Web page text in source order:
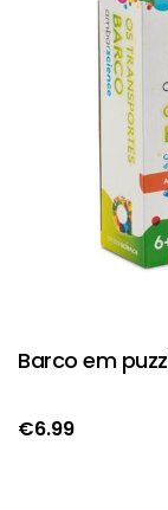
Barco em
€6.99